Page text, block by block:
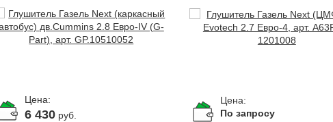
Цена:
6 430 руб.
Цена:
По запросу